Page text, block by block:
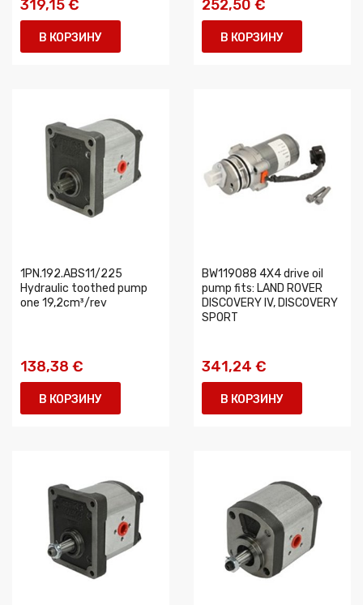
319,15 €
В КОРЗИНУ
252,50 €
В КОРЗИНУ
1PN.192.ABS11/225
Hydraulic toothed pump
one 19,2cm³/rev
138,38 €
В КОРЗИНУ
BW119088 4X4 drive oil
pump fits: LAND ROVER
DISCOVERY IV, DISCOVERY
SPORT
341,24 €
В КОРЗИНУ